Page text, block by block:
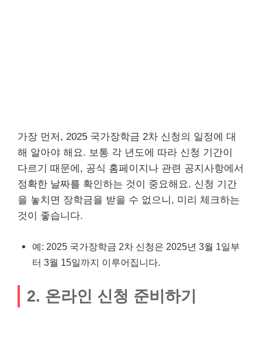
가장 먼저, 2025 국가장학금 2차 신청의 일정에 대
해 알아야 해요. 보통 각 년도에 따라 신청 기간이
다르기 때문에, 공식 홈페이지나 관련 공지사항에서
정확한 날짜를 확인하는 것이 중요해요. 신청 기간
을 놓치면 장학금을 받을 수 없으니, 미리 체크하는
것이 좋습니다.
예: 2025 국가장학금 2차 신청은 2025년 3월 1일부
터 3월 15일까지 이루어집니다.
2. 온라인 신청 준비하기